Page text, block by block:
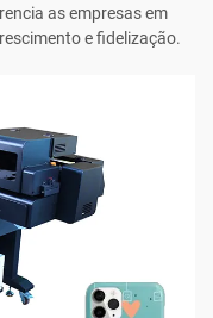
as empresas em
e fidelização.